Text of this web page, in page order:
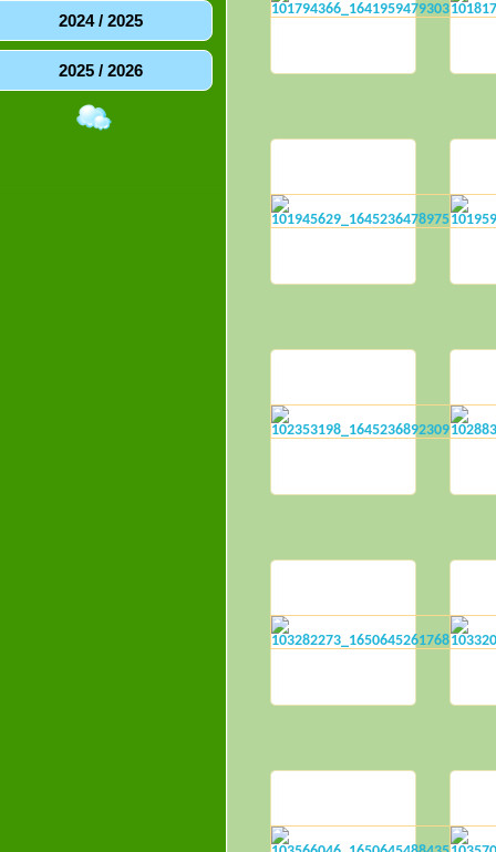
2024 / 2025
2025 / 2026